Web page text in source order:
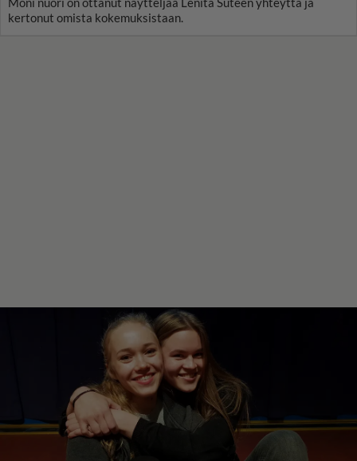
kertonut omista kokemuksistaan.